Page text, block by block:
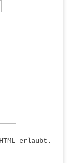
erlaubt.